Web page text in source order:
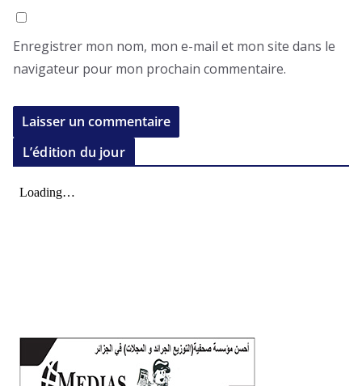
Enregistrer mon nom, mon e-mail et mon site dans le
navigateur pour mon prochain commentaire.
L’édition du jour